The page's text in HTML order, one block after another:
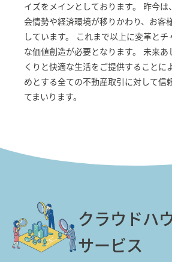
イズをメインとしております。 昨今
会情勢や経済環境が移りかわり、お客
しています。 これまで以上に変革と
な価値創造が必要となります。 未来
くりと快適な生活をご提供することに
めとする全ての不動産取引に対して信
てまいります。
クラウドハ
サービス